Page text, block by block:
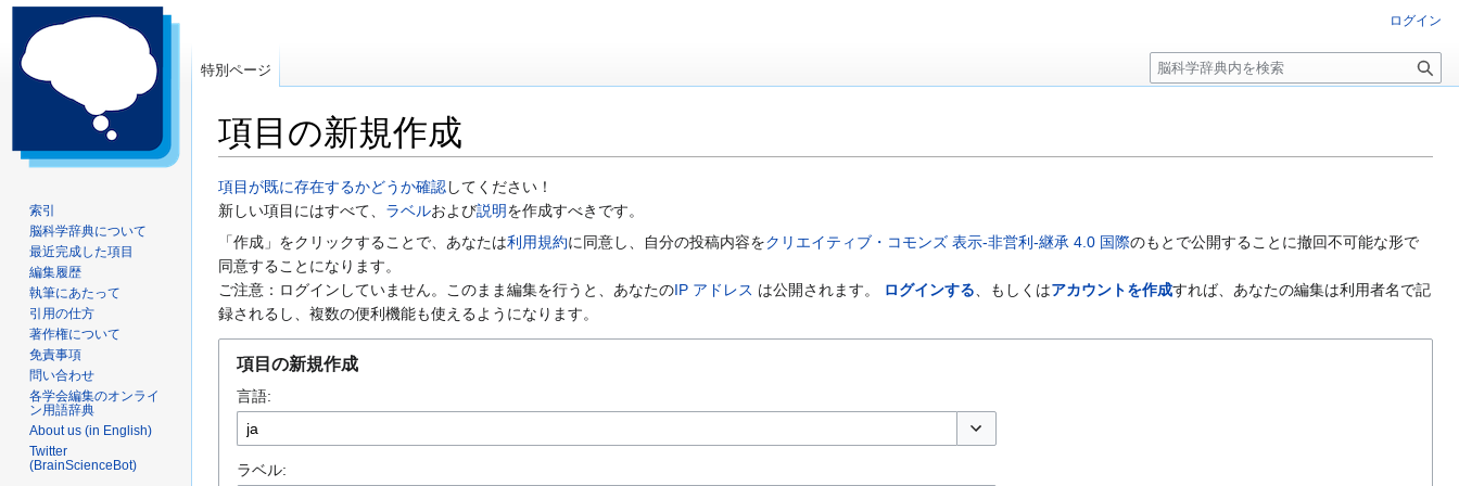
項目の新規作成
ナ
ビ
ゲ
ー
シ
ョ
検
索
に
移
動
項目が既に存在するかどうか確認してください！
新しい項目にはすべて、 ラベルおよび説明を作成すべきです。
「作成」をクリックすることで、あなたは利用規約に同意し、自分の投稿内容をクリエイティブ・コモンズ 表示-非営利-継承 4.0 国際のもとで公開することに撤回不可能な形で
同意することになります。
ご注意：ログインしていません。このまま編集を行うと、あなたのIP アドレス は公開されます。 ログインする、もしくはアカウントを作成すれば、あなたの編集は利用者名で記
録されるし、複数の便利機能も使えるようになります。
項目の新規作成
言語:
ラベル:
ログイン
特別ページ
検
索
索引
脳科学辞典について
最近完成した項目
編集履歴
執筆にあたって
引用の仕方
著作権について
免責事項
問い合わせ
各学会編集のオンライ
ン用語辞典
About us (in English)
Twitter
(BrainScienceBot)